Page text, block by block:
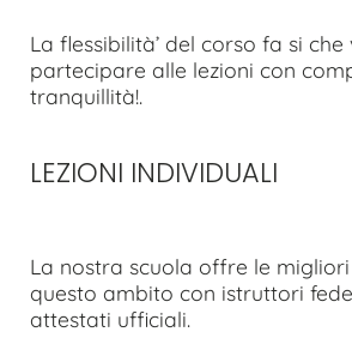
La flessibilità’ del corso fa si
partecipare alle lezioni con
tranquillità!.
LEZIONI INDIVIDUALI
La nostra scuola offre le
questo ambito con istruttori
attestati ufficiali.